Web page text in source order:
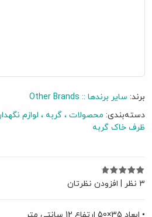
برند: سایر برندها :: Other Brands
دسته‌بندی: محصولات گربه
لوازم
ظرف خاک گربه
3 نظر افزودن نظرتان
• ابعاد 35×50 ارتفاع 12 سانتی متر